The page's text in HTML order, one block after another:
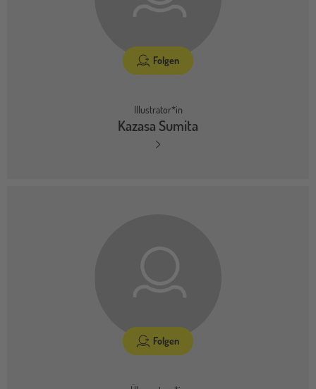
Folgen
Illustrator*in
Kazasa Sumita
Folgen